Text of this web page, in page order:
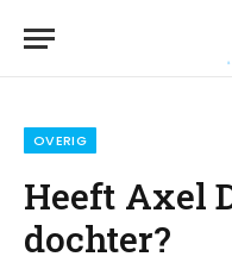
OVERIG
Heeft Axel
dochter?